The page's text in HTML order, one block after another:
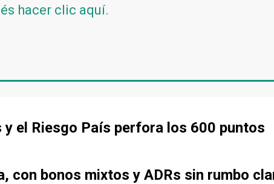
hacer clic aquí.
el Riesgo País perfora los 600 puntos
con bonos mixtos y ADRs sin rumbo